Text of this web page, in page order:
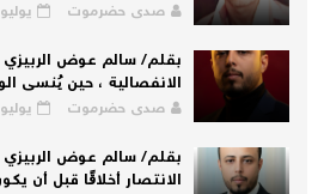
صدى حضرموت يوليو 19, 2026
بقلم/ سالم عوض الربيزي
الانفصالية ، حين يُنسى
صدى حضرموت يوليو 12, 2026
بقلم/ سالم عوض الربيزي ..
الانتصار أخلاقًا قبل أن يكون